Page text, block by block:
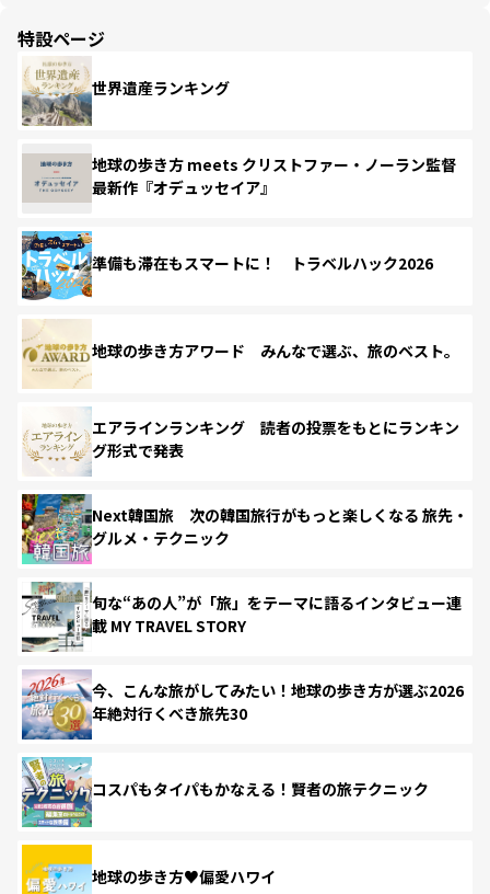
特設ページ
世界遺産ランキング
地球の歩き方 meets クリストファー・ノーラン監督
最新作『オデュッセイア』
準備も滞在もスマートに！ トラベルハック2026
地球の歩き方アワード みんなで選ぶ、旅のベスト。
エアラインランキング 読者の投票をもとにランキン
グ形式で発表
Next韓国旅 次の韓国旅行がもっと楽しくなる 旅先・
グルメ・テクニック
旬な“あの人”が「旅」をテーマに語るインタビュー連
載 MY TRAVEL STORY
今、こんな旅がしてみたい！地球の歩き方が選ぶ2026
年絶対行くべき旅先30
コスパもタイパもかなえる！賢者の旅テクニック
地球の歩き方♥偏愛ハワイ